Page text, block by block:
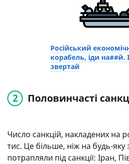
Російський
корабель, іди на##й.
звертай
Половинчасті
Число санкцій, накладених на
тис. Це більше, ніж на будь-яку
потрапляли під санкції: Іран,